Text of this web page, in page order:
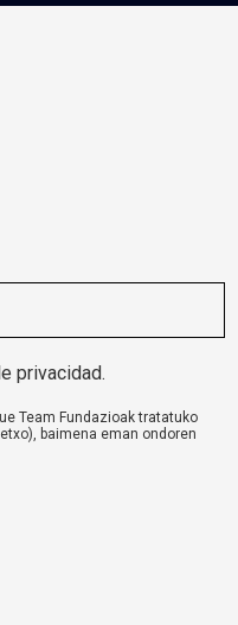
privacidad.
Team Fundazioak tratatuko
baimena eman ondoren